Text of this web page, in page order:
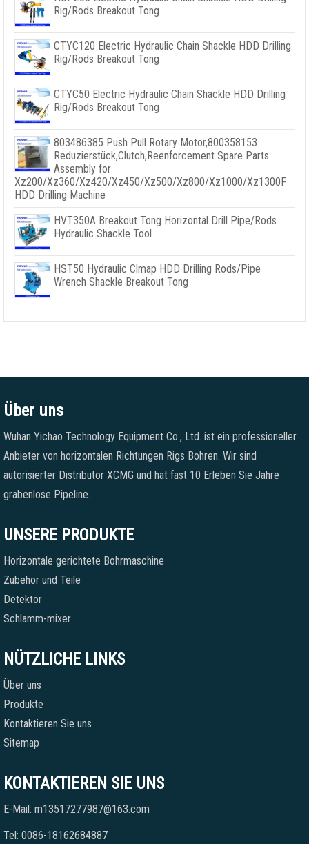
Rig/Rods Breakout Tong
CTYC120 Electric Hydraulic Chain Shackle HDD Drilling
Rig/Rods Breakout Tong
CTYC50 Electric Hydraulic Chain Shackle HDD Drilling
Rig/Rods Breakout Tong
803486385 Push Pull Rotary Motor,800358153
Reduzierstück,Clutch,Reenforcement Spare Parts
Assembly for
Xz200/Xz360/Xz420/Xz450/Xz500/Xz800/Xz1000/Xz1300F
HDD Drilling Machine
HVT350A Breakout Tong Horizontal Drill Pipe/Rods
Hydraulic Shackle Tool
HST50 Hydraulic Clmap HDD Drilling Rods/Pipe
Wrench Shackle Breakout Tong
Über uns
Wuhan Yichao Technology Equipment Co., Ltd. ist ein professioneller
Anbieter von horizontalen Richtungen Rigs Bohren. Wir sind
autorisierter Distributor XCMG und hat fast 10 Erleben Sie Jahre
grabenlose Pipeline.
UNSERE PRODUKTE
Horizontale gerichtete Bohrmaschine
Zubehör und Teile
Detektor
Schlamm-mixer
NÜTZLICHE LINKS
Über uns
Produkte
Kontaktieren Sie uns
Sitemap
KONTAKTIEREN SIE UNS
E-Mail: m13517277987@163.com
Tel: 0086-18162684887